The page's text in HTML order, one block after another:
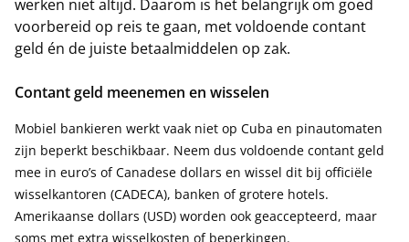
werken niet altijd. Daarom is het belangrijk om goed
voorbereid op reis te gaan, met voldoende contant
geld én de juiste betaalmiddelen op zak.
Contant geld meenemen en wisselen
Mobiel bankieren werkt vaak niet op Cuba en pinautomaten
zijn beperkt beschikbaar. Neem dus voldoende contant geld
mee in euro’s of Canadese dollars en wissel dit bij officiële
wisselkantoren (CADECA), banken of grotere hotels.
Amerikaanse dollars (USD) worden ook geaccepteerd, maar
soms met extra wisselkosten of beperkingen.